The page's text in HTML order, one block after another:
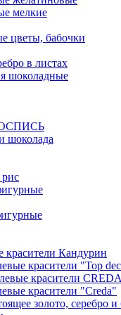
мелкие
цветы, бабочки
в листах
шоколадные
шоколада
красители Кандурин
красители "Top
красители CREDA
красители "Creda"
золото, серебро и